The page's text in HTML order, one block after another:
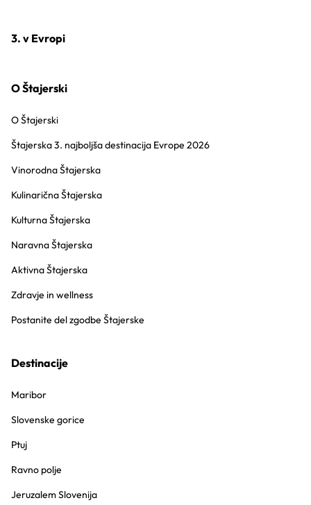
3. v Evropi
O Štajerski
O Štajerski
Štajerska 3. najboljša destinacija Evrope 2026
Vinorodna Štajerska
Kulinarična Štajerska
Kulturna Štajerska
Naravna Štajerska
Aktivna Štajerska
Zdravje in wellness
Postanite del zgodbe Štajerske
Destinacije
Maribor
Slovenske gorice
Ptuj
Ravno polje
Jeruzalem Slovenija